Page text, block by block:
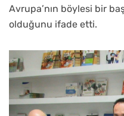
Avrupa’nın böylesi bir
olduğunu ifade etti.